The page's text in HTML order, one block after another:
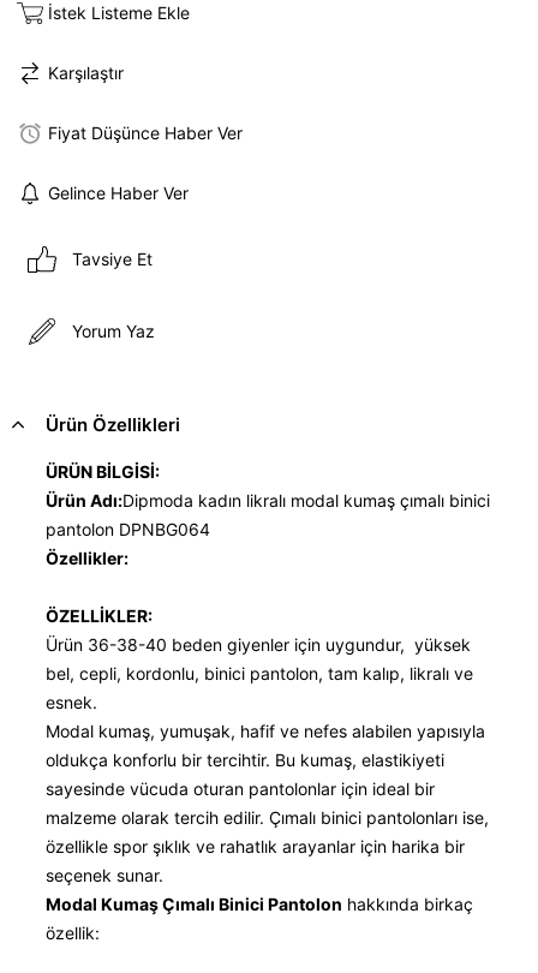
İstek Listeme Ekle
Karşılaştır
Fiyat Düşünce Haber Ver
Gelince Haber Ver
Tavsiye Et
Yorum Yaz
Ürün Özellikleri
ÜRÜN BİLGİSİ:
Ürün Adı:Dipmoda kadın likralı modal kumaş çımalı binici
pantolon DPNBG064
Özellikler:
ÖZELLİKLER:
Ürün 36-38-40 beden giyenler için uygundur, yüksek
bel, cepli, kordonlu, binici pantolon, tam kalıp, likralı ve
esnek.
Modal kumaş, yumuşak, hafif ve nefes alabilen yapısıyla
oldukça konforlu bir tercihtir. Bu kumaş, elastikiyeti
sayesinde vücuda oturan pantolonlar için ideal bir
malzeme olarak tercih edilir. Çımalı binici pantolonları ise,
özellikle spor şıklık ve rahatlık arayanlar için harika bir
seçenek sunar.
Modal Kumaş Çımalı Binici Pantolon hakkında birkaç
özellik: